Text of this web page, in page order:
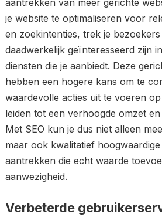
aantrekken van meer gerichte
je website te optimaliseren voor
en zoekintenties, trek je bezoekers
daadwerkelijk geïnteresseerd zijn
diensten die je aanbiedt. Deze
hebben een hogere kans om te
waardevolle acties uit te voeren
leiden tot een verhoogde omzet
Met SEO kun je dus niet alleen
maar ook kwalitatief
aantrekken die echt waarde
aanwezigheid.
Verbeterde